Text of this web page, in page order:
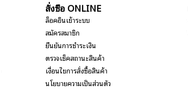
สั่งซื้อ ONLINE
ล็อคอินเข้าระบบ
สมัครสมาชิก
ยืนยันการชำระเงิน
ตรวจเช็คสถานะสินค้า
เงื่อนไขการสั่งซื้อสินค้า
นโยบายความเป็นส่วนตัว